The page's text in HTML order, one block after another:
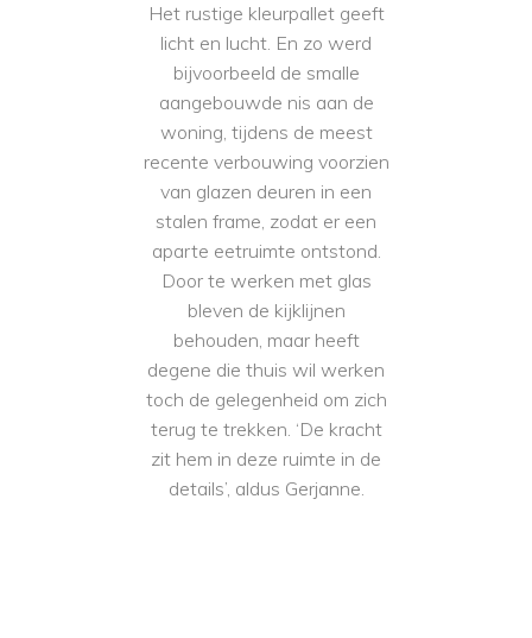
Het rustige kleurpallet geeft
licht en lucht. En zo werd
bijvoorbeeld de smalle
aangebouwde nis aan de
woning, tijdens de meest
recente verbouwing voorzien
van glazen deuren in een
stalen frame, zodat er een
aparte eetruimte ontstond.
Door te werken met glas
bleven de kijklijnen
behouden, maar heeft
degene die thuis wil werken
toch de gelegenheid om zich
terug te trekken. ‘De kracht
zit hem in deze ruimte in de
details’, aldus Gerjanne.